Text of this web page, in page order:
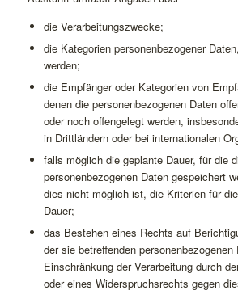
die Verarbeitungszwecke;
die Kategorien personenbezogener
werden;
die Empfänger oder Kategorien von
denen die personenbezogenen Daten
oder noch offengelegt werden,
in Drittländern oder bei internationalen
falls möglich die geplante Dauer, für die
personenbezogenen Daten gespeichert
dies nicht möglich ist, die Kriterien für
Dauer;
das Bestehen eines Rechts auf
der sie betreffenden personenbezogenen
Einschränkung der Verarbeitung durch
oder eines Widerspruchsrechts gegen